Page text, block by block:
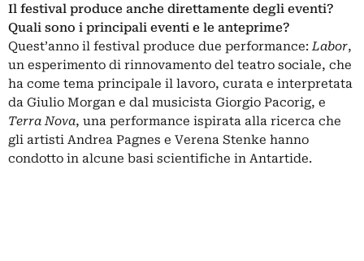
Il festival produce anche direttamente degli eventi?
Quali sono i principali eventi e le anteprime?
Quest’anno il festival produce due performance:Labor,
un esperimento di rinnovamento del teatro sociale, che
ha come tema principale il lavoro, curata e interpretata
da Giulio Morgan e dal musicista Giorgio Pacorig, e
Terra Nova, una performance ispirata alla ricerca che
gli artisti Andrea Pagnes e Verena Stenke hanno
condotto in alcune basi scientifiche in Antartide.